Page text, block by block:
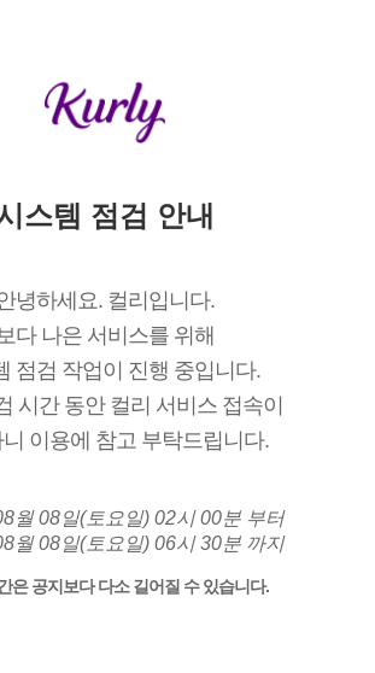
스템 점검 안내
녕하세요. 컬리입니다.
다 나은 서비스를 위해
점검 작업이 진행 중입니다.
시간 동안 컬리 서비스 접속이
이용에 참고 부탁드립니다.
월 08일(토요일) 02시 00분 부터
월 08일(토요일) 06시 30분 까지
은 공지보다 다소 길어질 수 있습니다.